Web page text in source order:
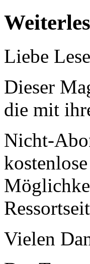
Liebe
Dieser
die mit
Nicht-
Vielen